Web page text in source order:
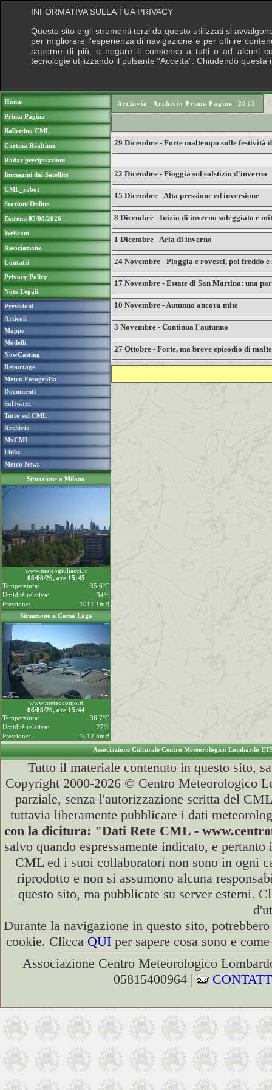
Home
Prima Pagina
Bollettino CML
Cartina Realtime
Radar precipitazioni
Immagini dal Satellite
CML_robot
Stazioni Online
Estremi 05/08/2026
Webcam
Associazione
Contatti
Privacy Policy
Note Legali
Previsioni
Articoli
Mappe
Modelli
NowCasting
Reportage
Meteo Fotografia
Documenti
Software
Tutto sul CML
Archivio
MyCML
Links
Meteo News
Situazione a Milano
www.meteogiuliacci.it
06/08/26, ore 15:45
Temperatura:
35.6°C
Umidità relativa:
34%
Pressione:
1011.1mB
Situazione a Como Lago
www.meteocomo.it
06/08/26, ore 15:44
Temperatura:
36.7°C
Umidità relativa:
27%
Pressione:
1012.5mB
Archivio › Archivio Prime Pagine› 2013
29 Dicembre - Forte maltempo sulle festività
22 Dicembre - Pioggia sul solstizio d'inverno
15 Dicembre - Alta pressione ed inversione
8 Dicembre - Inizio di inverno soleggiato e
1 Dicembre - Aria di inverno
24 Novembre - Pioggia e rovesci, poi freddo e
17 Novembre - Estate di San Martino: una
10 Novembre - Autunno ancora mite
3 Novembre - Continua l'autunno
27 Ottobre - Forte, ma breve episodio di
Associazione Culturale Centro Meteorologico Lombardo
Tutto il materiale contenuto in questo sito,
Copyright 2000-2026 © Centro Meteorologico
parziale, senza l'autorizzazione scritta del
tuttavia liberamente pubblicare i dati
con la dicitura: "Dati Rete CML -
salvo quando espressamente indicato, e
CML ed i suoi collaboratori non sono in ogni
riprodotto e non si assumono alcuna
questo sito, ma pubblicate su server esterni.
Durante la navigazione in questo sito,
cookie. Clicca QUI per sapere cosa sono e
Associazione Centro Meteorologico
05815400964 |
INFORMATIVA SULLA TUA PRIVACY
Questo sito e gli strumenti terzi da questo utilizzati si
per migliorare l'esperienza di navigazione e per offrire
saperne di più, o negare il consenso a tutti o ad alcuni
tecnologie utilizzando il pulsante “Accetta”. Chiudendo